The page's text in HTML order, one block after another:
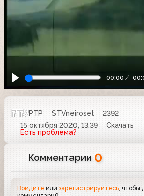
00:00
РТР STVneiroset
2392
15 октября 2020, 13:39
Скачать
Есть проблема?
Комментарии 0
Войдите илизарегистрируйтесь, чтобы